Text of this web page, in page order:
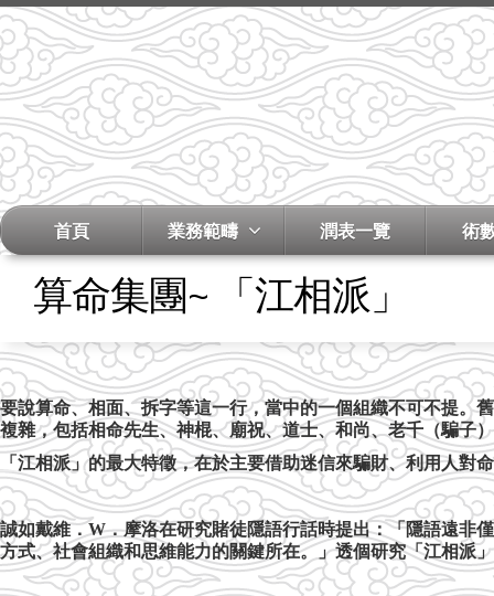
首頁 業務範疇 潤表一覽 術
算命集團~ 「江相派」
要說算命、相面、拆字等這一行，當中的一個組織不可不提。
複雜，包括相命先生、神棍、廟祝、道士、和尚、老千（騙子
「江相派」的最大特徵，在於主要借助迷信來騙財、利用人
誠如戴維．W．摩洛在研究賭徒隱語行話時提出：「隱語遠非
方式、社會組織和思維能力的關鍵所在。」透個研究「江相派